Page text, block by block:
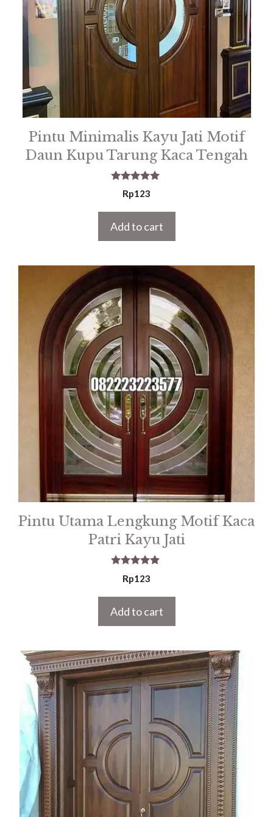
Pintu Minimalis Kayu Jati Motif
Daun Kupu Tarung Kaca Tengah
5.00
out of 5
Rp123
Add to cart
Pintu Utama Lengkung Motif Kaca
Patri Kayu Jati
5.00
out of 5
Rp123
Add to cart